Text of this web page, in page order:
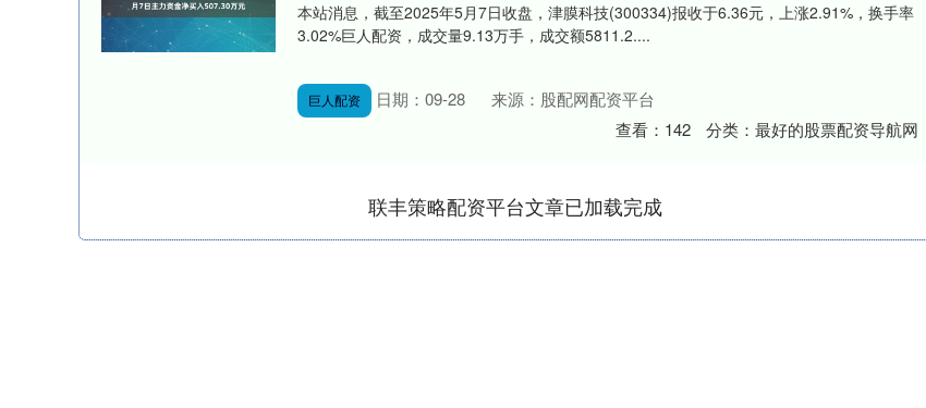
本站消息，截至2025年5月7日收盘，津膜科技(300334)报收于6.36元，上涨2.91%，换手率
3.02%巨人配资，成交量9.13万手，成交额5811.2....
巨人配资 日期：09-28
来源：股配网配资平台
查看： 142 分类： 最好的股票配资导航网
联丰策略配资平台文章已加载完成
1.02%